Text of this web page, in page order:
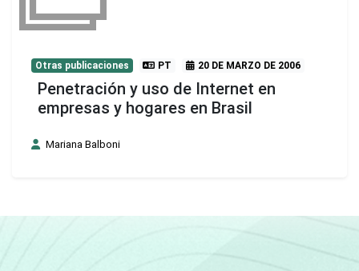
Otras publicaciones PT 20 DE MARZO DE 2006
Penetración y uso de Internet en
empresas y hogares en Brasil
Mariana Balboni